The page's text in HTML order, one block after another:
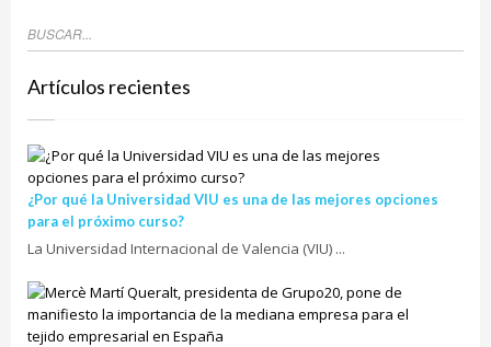
Artículos recientes
¿Por qué la Universidad VIU es una de las mejores opciones
para el próximo curso?
La Universidad Internacional de Valencia (VIU) ...